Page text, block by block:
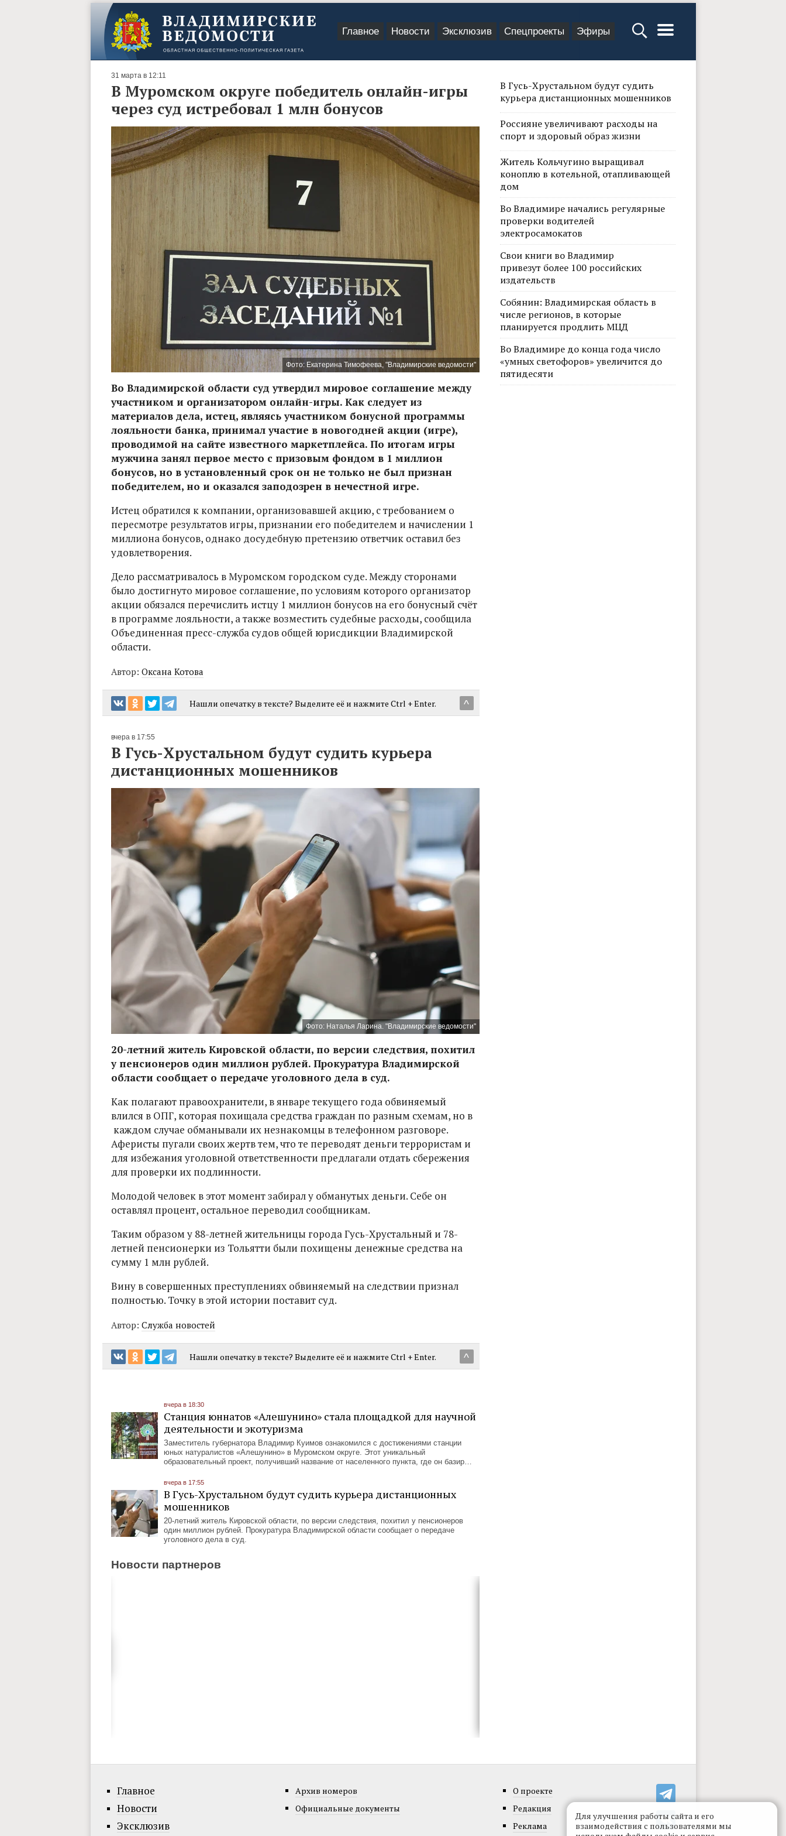
Главное Новости Эксклюзив Спецпроекты Эфиры
31 марта в 12:11
В Муромском округе победитель онлайн-игры
через суд истребовал 1 млн бонусов
Фото: Екатерина Тимофеева, "Владимирские ведомости"
Во Владимирской области суд утвердил мировое соглашение между
участником и организатором онлайн-игры. Как следует из
материалов дела, истец, являясь участником бонусной программы
лояльности банка, принимал участие в новогодней акции (игре),
проводимой на сайте известного маркетплейса. По итогам игры
мужчина занял первое место с призовым фондом в 1 миллион
бонусов, но в установленный срок он не только не был признан
победителем, но и оказался заподозрен в нечестной игре.
Истец обратился к компании, организовавшей акцию, с требованием о
пересмотре результатов игры, признании его победителем и начислении 1
миллиона бонусов, однако досудебную претензию ответчик оставил без
удовлетворения.
Дело рассматривалось в Муромском городском суде. Между сторонами
было достигнуто мировое соглашение, по условиям которого организатор
акции обязался перечислить истцу 1 миллион бонусов на его бонусный счёт
в программе лояльности, а также возместить судебные расходы, сообщила
Объединенная пресс-служба судов общей юрисдикции Владимирской
области.
Автор: Оксана Котова
^
Нашли опечатку в тексте? Выделите её и нажмите Ctrl + Enter.
вчера в 17:55
В Гусь-Хрустальном будут судить курьера
дистанционных мошенников
Фото: Наталья Ларина. "Владимирские ведомости"
20-летний житель Кировской области, по версии следствия, похитил
у пенсионеров один миллион рублей. Прокуратура Владимирской
области сообщает о передаче уголовного дела в суд.
Как полагают правоохранители, в январе текущего года обвиняемый
влился в ОПГ, которая похищала средства граждан по разным схемам, но в
каждом случае обманывали их незнакомцы в телефонном разговоре.
Аферисты пугали своих жертв тем, что те переводят деньги террористам и
для избежания уголовной ответственности предлагали отдать сбережения
для проверки их подлинности.
Молодой человек в этот момент забирал у обманутых деньги. Себе он
оставлял процент, остальное переводил сообщникам.
Таким образом у 88-летней жительницы города Гусь-Хрустальный и 78-
летней пенсионерки из Тольятти были похищены денежные средства на
сумму 1 млн рублей.
Вину в совершенных преступлениях обвиняемый на следствии признал
полностью. Точку в этой истории поставит суд.
Автор: Служба новостей
^
Нашли опечатку в тексте? Выделите её и нажмите Ctrl + Enter.
вчера в 18:30
Станция юннатов «Алешунино» стала площадкой для научной
деятельности и экотуризма
Заместитель губернатора Владимир Куимов ознакомился с достижениями станции
юных натуралистов «Алешунино» в Муромском округе. Этот уникальный
образовательный проект, получивший название от населенного пункта, где он базир…
вчера в 17:55
В Гусь-Хрустальном будут судить курьера дистанционных
мошенников
20-летний житель Кировской области, по версии следствия, похитил у пенсионеров
один миллион рублей. Прокуратура Владимирской области сообщает о передаче
уголовного дела в суд.
Новости партнеров
В Гусь-Хрустальном будут судить
курьера дистанционных мошенников
Россияне увеличивают расходы на
спорт и здоровый образ жизни
Житель Кольчугино выращивал
коноплю в котельной, отапливающей
дом
Во Владимире начались регулярные
проверки водителей
электросамокатов
Свои книги во Владимир
привезут более 100 российских
издательств
Собянин: Владимирская область в
числе регионов, в которые
планируется продлить МЦД
Во Владимире до конца года число
«умных светофоров» увеличится до
пятидесяти
Главное
Новости
Эксклюзив
Архив номеров
Официальные документы
О проекте
Редакция
Реклама
Для улучшения работы сайта и его
взаимодействия с пользователями мы